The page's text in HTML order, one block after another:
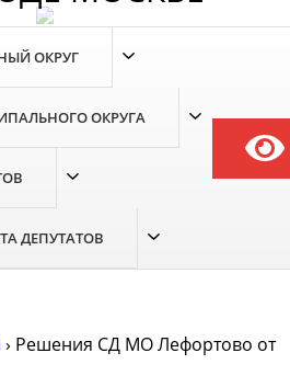
ОКРУГ
ОКРУГА
ДЕПУТАТОВ
› Решения СД МО Лефортово от